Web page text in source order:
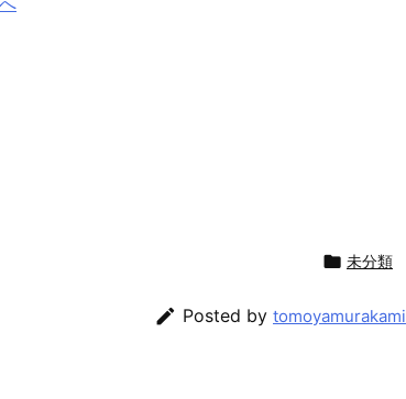
 未分類
 Posted by tomoyamurakami